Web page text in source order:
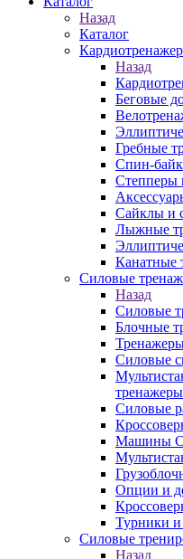
Назад
Каталог
Назад
Беговые
Гребные
Спин-
Степперы
Сайклы и
Лыжные
Канатные
Силовые
Назад
Силовые
Блочные
Силовые
тренажеры
Силовые
Машины
Опции и
Турники и
Силовые
Назад